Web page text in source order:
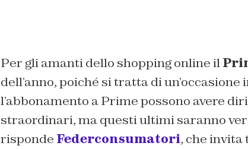
Per gli amanti dello shopping online il
dell’anno, poiché si tratta di
l’abbonamento a Prime possono avere
straordinari, ma questi ultimi saranno
risponde Federconsumatori, che